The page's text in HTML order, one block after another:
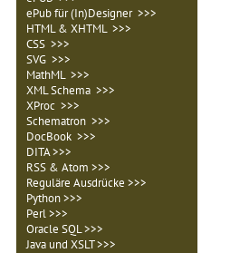
ePub für (In)Designer >>>
HTML & XHTML >>>
CSS >>>
SVG >>>
MathML >>>
XML Schema >>>
XProc >>>
Schematron >>>
DocBook >>>
DITA >>>
RSS & Atom >>>
Reguläre Ausdrücke >>>
Python >>>
Perl >>>
Oracle SQL >>>
Java und XSLT >>>